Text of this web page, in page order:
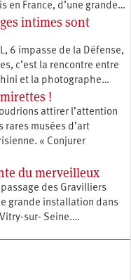
en France, d’une grande…
intimes sont
6 impasse de la Défense,
c’est la rencontre entre
et la photographe…
!
attirer l’attention
rares musées d’art
« Conjurer
du merveilleux
des Gravilliers
grande installation dans
sur- Seine.…